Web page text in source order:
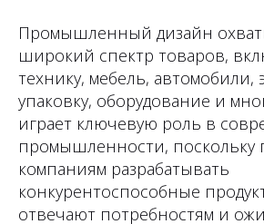
Промышленный дизайн
широкий спектр товаров,
технику, мебель, автомобили,
упаковку, оборудование и
играет ключевую роль в
промышленности, поскольку
компаниям разрабатывать
конкурентоспособные
отвечают потребностям и